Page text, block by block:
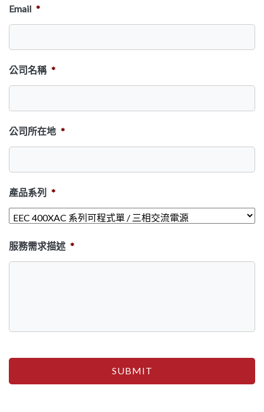
Email *
公司名稱 *
公司所在地 *
產品系列 *
服務需求描述 *